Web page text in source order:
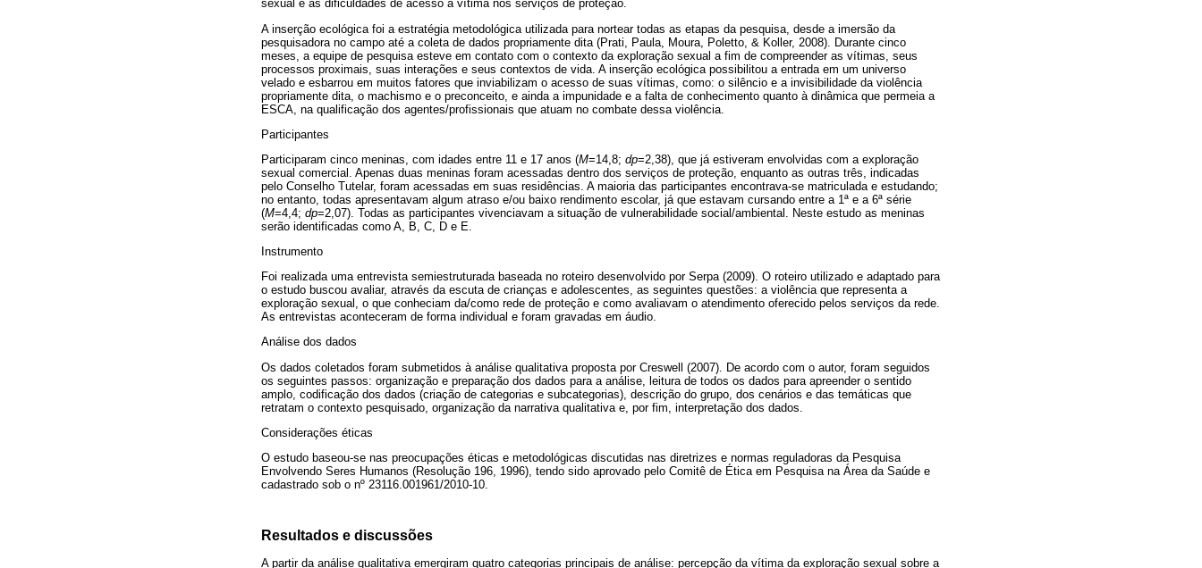
sexual e as dificuldades de acesso à vítima nos serviços de proteção.
A inserção ecológica foi a estratégia metodológica utilizada para nortear todas as etapas da pesquisa, desde a imersão da
pesquisadora no campo até a coleta de dados propriamente dita (Prati, Paula, Moura, Poletto, & Koller, 2008). Durante cinco
meses, a equipe de pesquisa esteve em contato com o contexto da exploração sexual a fim de compreender as vítimas, seus
processos proximais, suas interações e seus contextos de vida. A inserção ecológica possibilitou a entrada em um universo
velado e esbarrou em muitos fatores que inviabilizam o acesso de suas vítimas, como: o silêncio e a invisibilidade da violência
propriamente dita, o machismo e o preconceito, e ainda a impunidade e a falta de conhecimento quanto à dinâmica que permeia a
ESCA, na qualificação dos agentes/profissionais que atuam no combate dessa violência.
Participantes
Participaram cinco meninas, com idades entre 11 e 17 anos (M=14,8; dp=2,38), que já estiveram envolvidas com a exploração
sexual comercial. Apenas duas meninas foram acessadas dentro dos serviços de proteção, enquanto as outras três, indicadas
pelo Conselho Tutelar, foram acessadas em suas residências. A maioria das participantes encontrava-se matriculada e estudando;
no entanto, todas apresentavam algum atraso e/ou baixo rendimento escolar, já que estavam cursando entre a 1ª e a 6ª série
(M=4,4; dp=2,07). Todas as participantes vivenciavam a situação de vulnerabilidade social/ambiental. Neste estudo as meninas
serão identificadas como A, B, C, D e E.
Instrumento
Foi realizada uma entrevista semiestruturada baseada no roteiro desenvolvido por Serpa (2009). O roteiro utilizado e adaptado para
o estudo buscou avaliar, através da escuta de crianças e adolescentes, as seguintes questões: a violência que representa a
exploração sexual, o que conheciam da/como rede de proteção e como avaliavam o atendimento oferecido pelos serviços da rede.
As entrevistas aconteceram de forma individual e foram gravadas em áudio.
Análise dos dados
Os dados coletados foram submetidos à análise qualitativa proposta por Creswell (2007). De acordo com o autor, foram seguidos
os seguintes passos: organização e preparação dos dados para a análise, leitura de todos os dados para apreender o sentido
amplo, codificação dos dados (criação de categorias e subcategorias), descrição do grupo, dos cenários e das temáticas que
retratam o contexto pesquisado, organização da narrativa qualitativa e, por fim, interpretação dos dados.
Considerações éticas
O estudo baseou-se nas preocupações éticas e metodológicas discutidas nas diretrizes e normas reguladoras da Pesquisa
Envolvendo Seres Humanos (Resolução 196, 1996), tendo sido aprovado pelo Comitê de Ética em Pesquisa na Área da Saúde e
cadastrado sob o nº 23116.001961/2010-10.
Resultados e discussões
A partir da análise qualitativa emergiram quatro categorias principais de análise: percepção da vítima da exploração sexual sobre a